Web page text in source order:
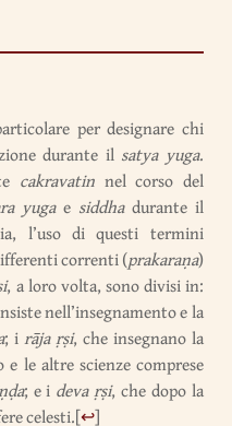
per designare chi
durante il satya yuga.
cakravatin nel corso del
yugae siddha durante il
l’uso di questi termini
correnti (prakaraṇa)
, a loro volta, sono divisi in:
nell’insegnamento e la
; irāja ṛṣi, che insegnano la
e le altre scienze comprese
; e i deva ṛṣi, che dopo la
celesti.[↩]